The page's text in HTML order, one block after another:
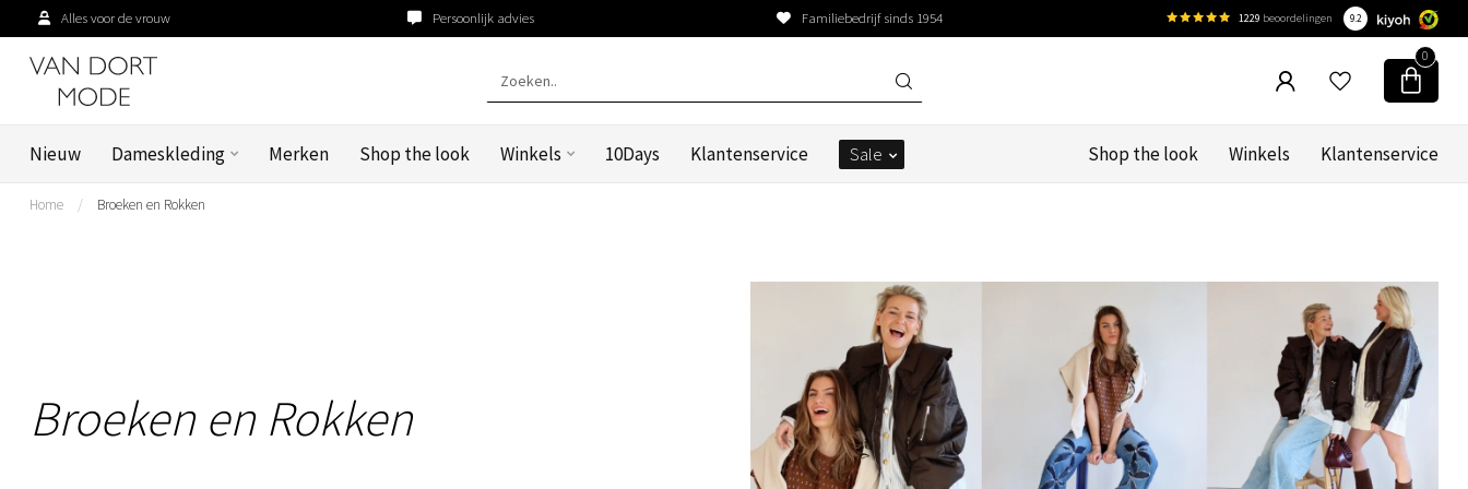
Alles voor de vrouw Persoonlijk advies Familiebedrijf sinds 1954 1229 beoordelingen 9.2
0
Nieuw Dameskleding Merken Shop the look Winkels 10Days Klantenservice Sale Shop the look Winkels Klantenservice
Home / Broeken en Rokken
Broeken en Rokken